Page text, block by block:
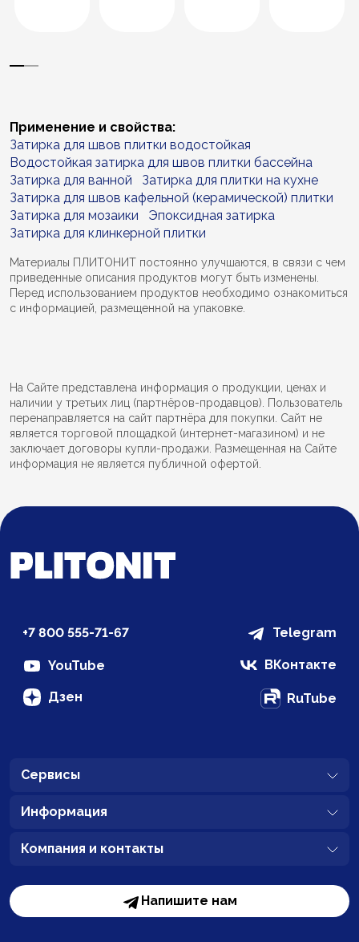
Применение и свойства:
Затирка для швов плитки водостойкая
Водостойкая затирка для швов плитки бассейна
Затирка для ванной
Затирка для плитки на кухне
Затирка для швов кафельной (керамической) плитки
Затирка для мозаики
Эпоксидная затирка
Затирка для клинкерной плитки
Материалы ПЛИТОНИТ постоянно улучшаются, в связи с чем
приведенные описания продуктов могут быть изменены.
Перед использованием продуктов необходимо ознакомиться
с информацией, размещенной на упаковке.
На Сайте представлена информация о продукции, ценах и
наличии у третьих лиц (партнёров-продавцов). Пользователь
перенаправляется на сайт партнёра для покупки. Сайт не
является торговой площадкой (интернет-магазином) и не
заключает договоры купли-продажи. Размещенная на Сайте
информация не является публичной офертой.
+7 800 555-71-67 Telegram
YouTube ВКонтакте
Дзен RuTube
Сервисы
Информация
Компания и контакты
Напишите нам